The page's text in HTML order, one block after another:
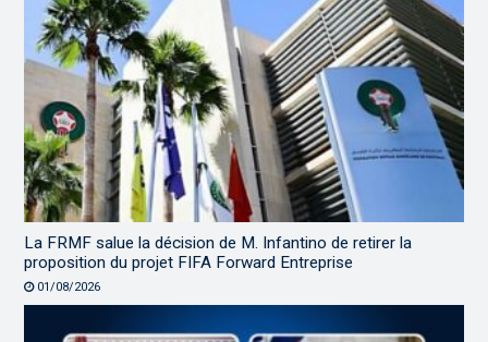
La FRMF salue la décision de M. Infantino de retirer la
proposition du projet FIFA Forward Entreprise
01/08/2026